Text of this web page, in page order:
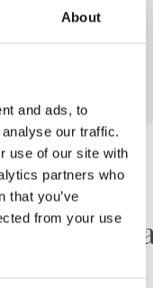
About
and ads, to
our traffic.
use of our site with
partners who
that you’ve
from your use
¡En